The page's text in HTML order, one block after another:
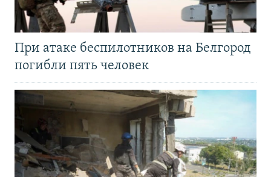
При атаке беспилотников на Белгород
погибли пять человек